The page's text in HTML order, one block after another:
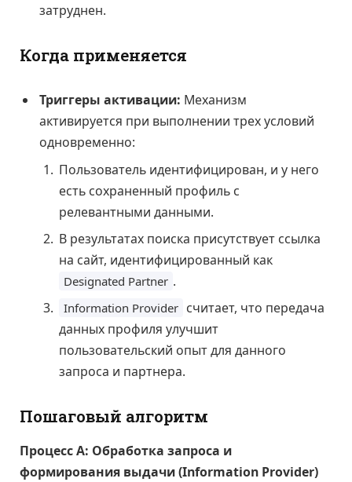
затруднен.
Когда применяется
Триггеры активации: Механизм
активируется при выполнении трех условий
одновременно:
Пользователь идентифицирован, и у него
есть сохраненный профиль с
релевантными данными.
В результатах поиска присутствует ссылка
на сайт, идентифицированный как
Designated Partner .
Information Provider считает, что передача
данных профиля улучшит
пользовательский опыт для данного
запроса и партнера.
Пошаговый алгоритм
Процесс А: Обработка запроса и
формирования выдачи (Information Provider)